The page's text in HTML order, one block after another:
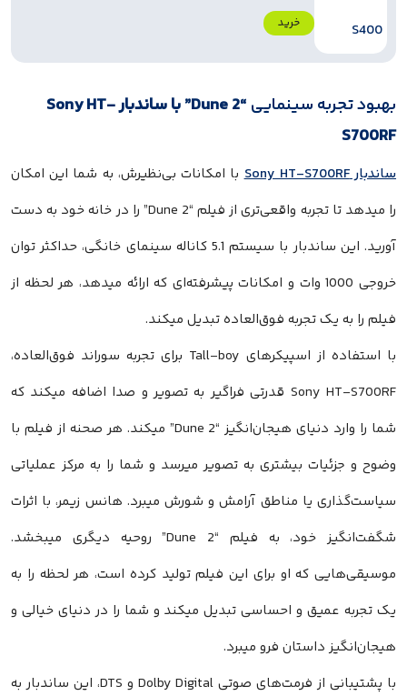
خرید
بهبود تجربه سینمایی
“Dune 2” با ساندبار Sony HT-
S700RF
ساندبار Sony HT-S700RF
با امکانات بی‌نظیرش، به شما این امکان
را میدهد تا تجربه واقعی‌تری از فیلم “Dune 2” را در خانه خود به دست
آورید. این ساندبار با سیستم 5.1 کاناله سینمای خانگی، حداکثر توان
خروجی 1000 وات و امکانات پیشرفته‌ای که ارائه میدهد، هر لحظه از
فیلم را به یک تجربه‌ فوق‌العاده تبدیل میکند.
با استفاده از اسپیکر‌های Tall-boy برای تجربه سوراند فوق‌العاده،
Sony HT-S700RF قدرتی فراگیر به تصویر و صدا اضافه میکند که
شما را وارد دنیای هیجان‌انگیز “Dune 2” میکند. هر صحنه از فیلم با
وضوح و جزئیات بیشتری به تصویر میرسد و شما را به مرکز عملیاتی
سیاست‌گذاری یا مناطق آرامش و شورش میبرد. هانس زیمر، با اثرات
شگفت‌انگیز خود، به فیلم “Dune 2” روحیه دیگری میبخشد.
موسیقی‌هایی که او برای این فیلم تولید کرده است، هر لحظه را به
یک تجربه عمیق و احساسی تبدیل میکند و شما را در دنیای خیالی و
هیجان‌انگیز داستان فرو میبرد.
با پشتیبانی از فرمت‌های صوتی Dolby Digital و DTS، این ساندبار به